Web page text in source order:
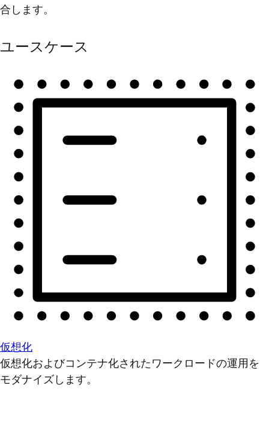
合します。
ユースケース
仮想化
仮想化およびコンテナ化されたワークロードの運用を
モダナイズします。